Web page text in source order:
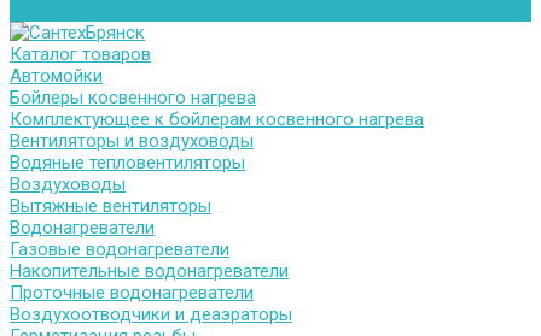
Каталог товаров
Автомойки
Бойлеры косвенного нагрева
Комплектующее к бойлерам косвенного нагрева
Вентиляторы и воздуховоды
Водяные тепловентиляторы
Воздуховоды
Вытяжные вентиляторы
Водонагреватели
Газовые водонагреватели
Накопительные водонагреватели
Проточные водонагреватели
Воздухоотводчики и деаэраторы